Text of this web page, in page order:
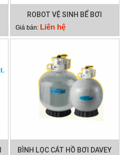
ROBOT VỆ SINH BỂ BƠI
DOLPHIN X40 PLUS
Giá bán: Liên hệ
BÌNH LỌC CÁT HỒ BƠI DAVEY